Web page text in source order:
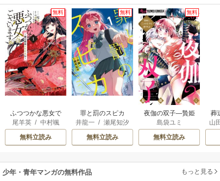
無料
ふつつかな悪女で
はございますが ～
雛宮蝶鼠とりかえ
伝～
尾羊英/ 中村颯
希/ゆき哉
無料立読み
無料
罪と罰のスピカ
井龍一 /瀬尾知汐
無料立読み
無料
夜伽の双子―贄姫
は二人の王子に愛
される―
島袋ユミ
無料立読み
葬
山
少年・青年マンガの無料作品 もっと見る